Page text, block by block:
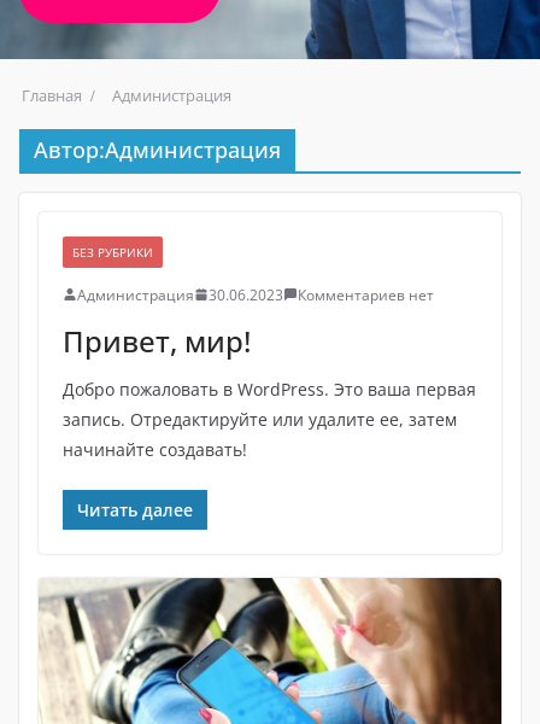
Главная Администрация
Автор:Администрация
БЕЗ РУБРИКИ
Администрация 30.06.2023 Комментариев нет
Привет, мир!
Добро пожаловать в WordPress. Это ваша первая
запись. Отредактируйте или удалите ее, затем
начинайте создавать!
Читать далее